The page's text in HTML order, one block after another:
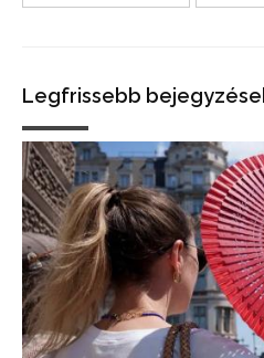
Legfrissebb